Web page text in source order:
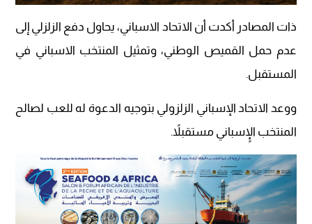
ذات المصادر أكدت أن الاتحاد الاسباني، يحاول دفع الزلزلي إلى
عدم حمل القميص الوطني، وتمثيل المنتخب الاسباني في
المستقبل.
ووعد الاتحاد الإسباني الزلزولي بتوجيه الدعوة له للعب لصالح
المنتخب الإٍسباني مستقبلاً.